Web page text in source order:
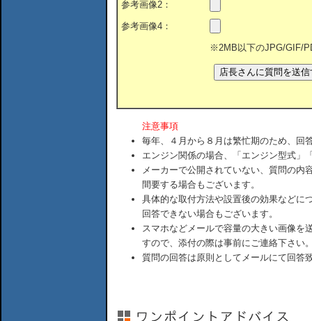
参考画像2：
参考画像4：
※2MB以下のJPG/GIF/
注意事項
毎年、４月から８月は繁忙期のため、回
エンジン関係の場合、「エンジン型式」
メーカーで公開されていない、質問の内
間要する場合もございます。
具体的な取付方法や設置後の効果などに
回答できない場合もございます。
スマホなどメールで容量の大きい画像を
すので、添付の際は事前にご連絡下さい
質問の回答は原則としてメールにて回答